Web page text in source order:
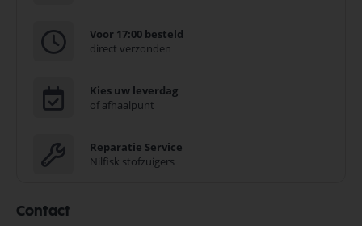
Voor 17:00 besteld
direct verzonden
Kies uw leverdag
of afhaalpunt
Reparatie Service
Nilfisk stofzuigers
Contact